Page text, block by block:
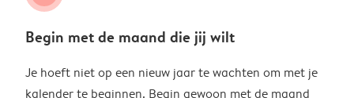
Begin met de maand die jij wilt
Je hoeft niet op een nieuw jaar te wachten om met je
kalender te beginnen. Begin gewoon met de maand